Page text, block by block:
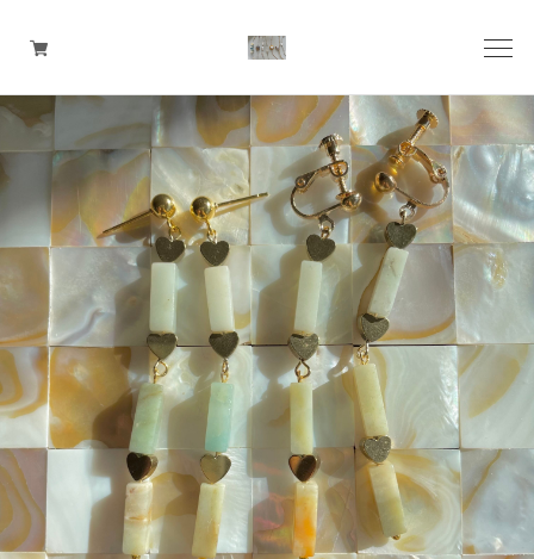
pierce
earring
ring
ear cuff
necklace
bangle
bracelet